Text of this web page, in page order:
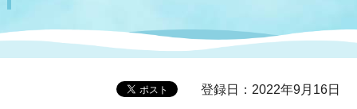
登録日：2022年9月16日